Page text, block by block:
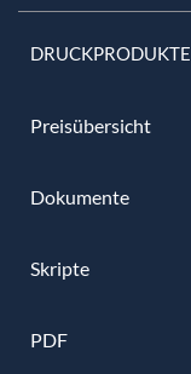
DRUCKPRODUKTE
Preisübersicht
Dokumente
Skripte
PDF